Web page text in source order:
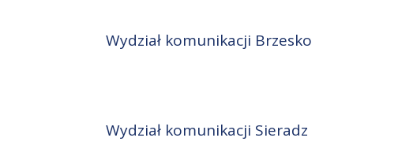
Wydział komunikacji Brzesko
Wydział komunikacji Sieradz